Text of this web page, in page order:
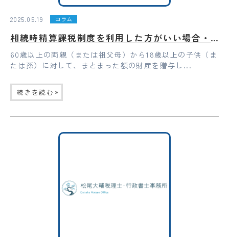
2025.05.19 コラム
相続時精算課税制度を利用した方がいい場合・利用しない方がいい場合
60歳以上の両親（または祖父母）から18歳以上の子供（ま
たは孫）に対して、まとまった額の財産を贈与し...
続きを読む »